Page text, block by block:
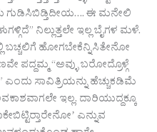
ಗುಡಿಸಿಬಿಡ್ತಿದೀಯ…. ಈ ಮನೇಲಿ
ನಿಲ್ಲುತ್ತಲೇ ಇಲ್ಲ ಬೈಗಳ ಮಳೆ.
ಬಚ್ಚಲಿಗೆ ಹೋಗಬೇಕೆನ್ನಿಸಿತೇನೋ
ಪದ್ದಮ್ಮ “ಅವ್ಳು ಬರೋದ್ರೊಳ್ಗೆ
ಎಂದು ಸಾವಿತ್ರಿಯನ್ನು ಹೆಚ್ಚುಕಡಿಮೆ
ಇಲ್ಲ. ದಾರಿಯುದ್ದಕ್ಕೂ
ಎನ್ನುವ